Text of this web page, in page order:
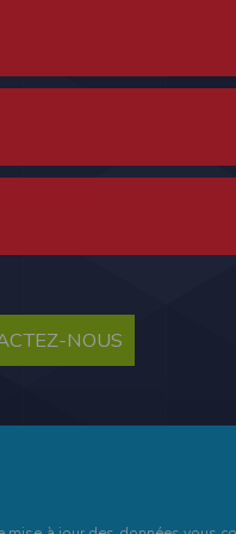
NOUS
tablette ou un smartphone.
été déclaré à la Commission
fonctionnalités du site.
web, et d'effectuer une
vous nous transmettez